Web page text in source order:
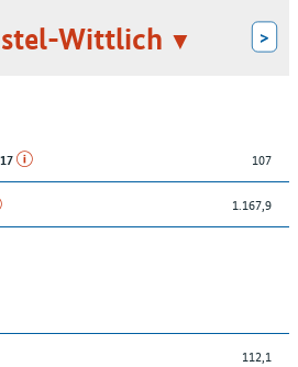
Wittlich >
107
1.167,9
112,1